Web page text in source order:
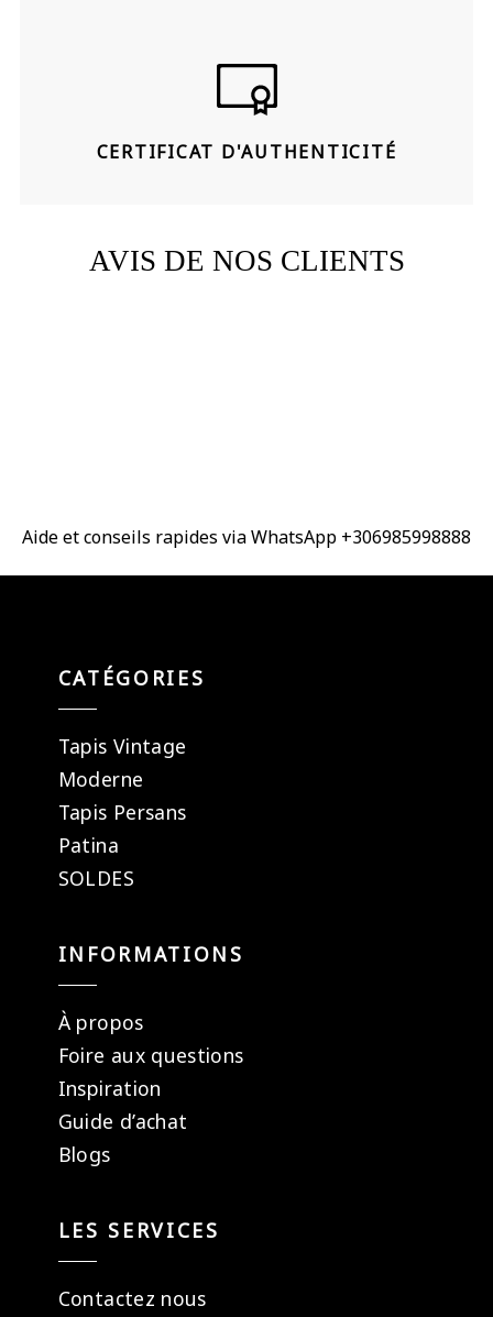
CERTIFICAT D'AUTHENTICITÉ
AVIS DE NOS CLIENTS
Aide et conseils rapides via WhatsApp +306985998888
CATÉGORIES
Tapis Vintage
Moderne
Tapis Persans
Patina
SOLDES
INFORMATIONS
À propos
Foire aux questions
Inspiration
Guide d’achat
Blogs
LES SERVICES
Contactez nous